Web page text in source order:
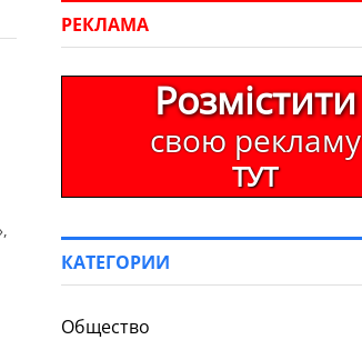
РЕКЛАМА
Розмістити
свою рекламу
ТУТ
КАТЕГОРИИ
Общество